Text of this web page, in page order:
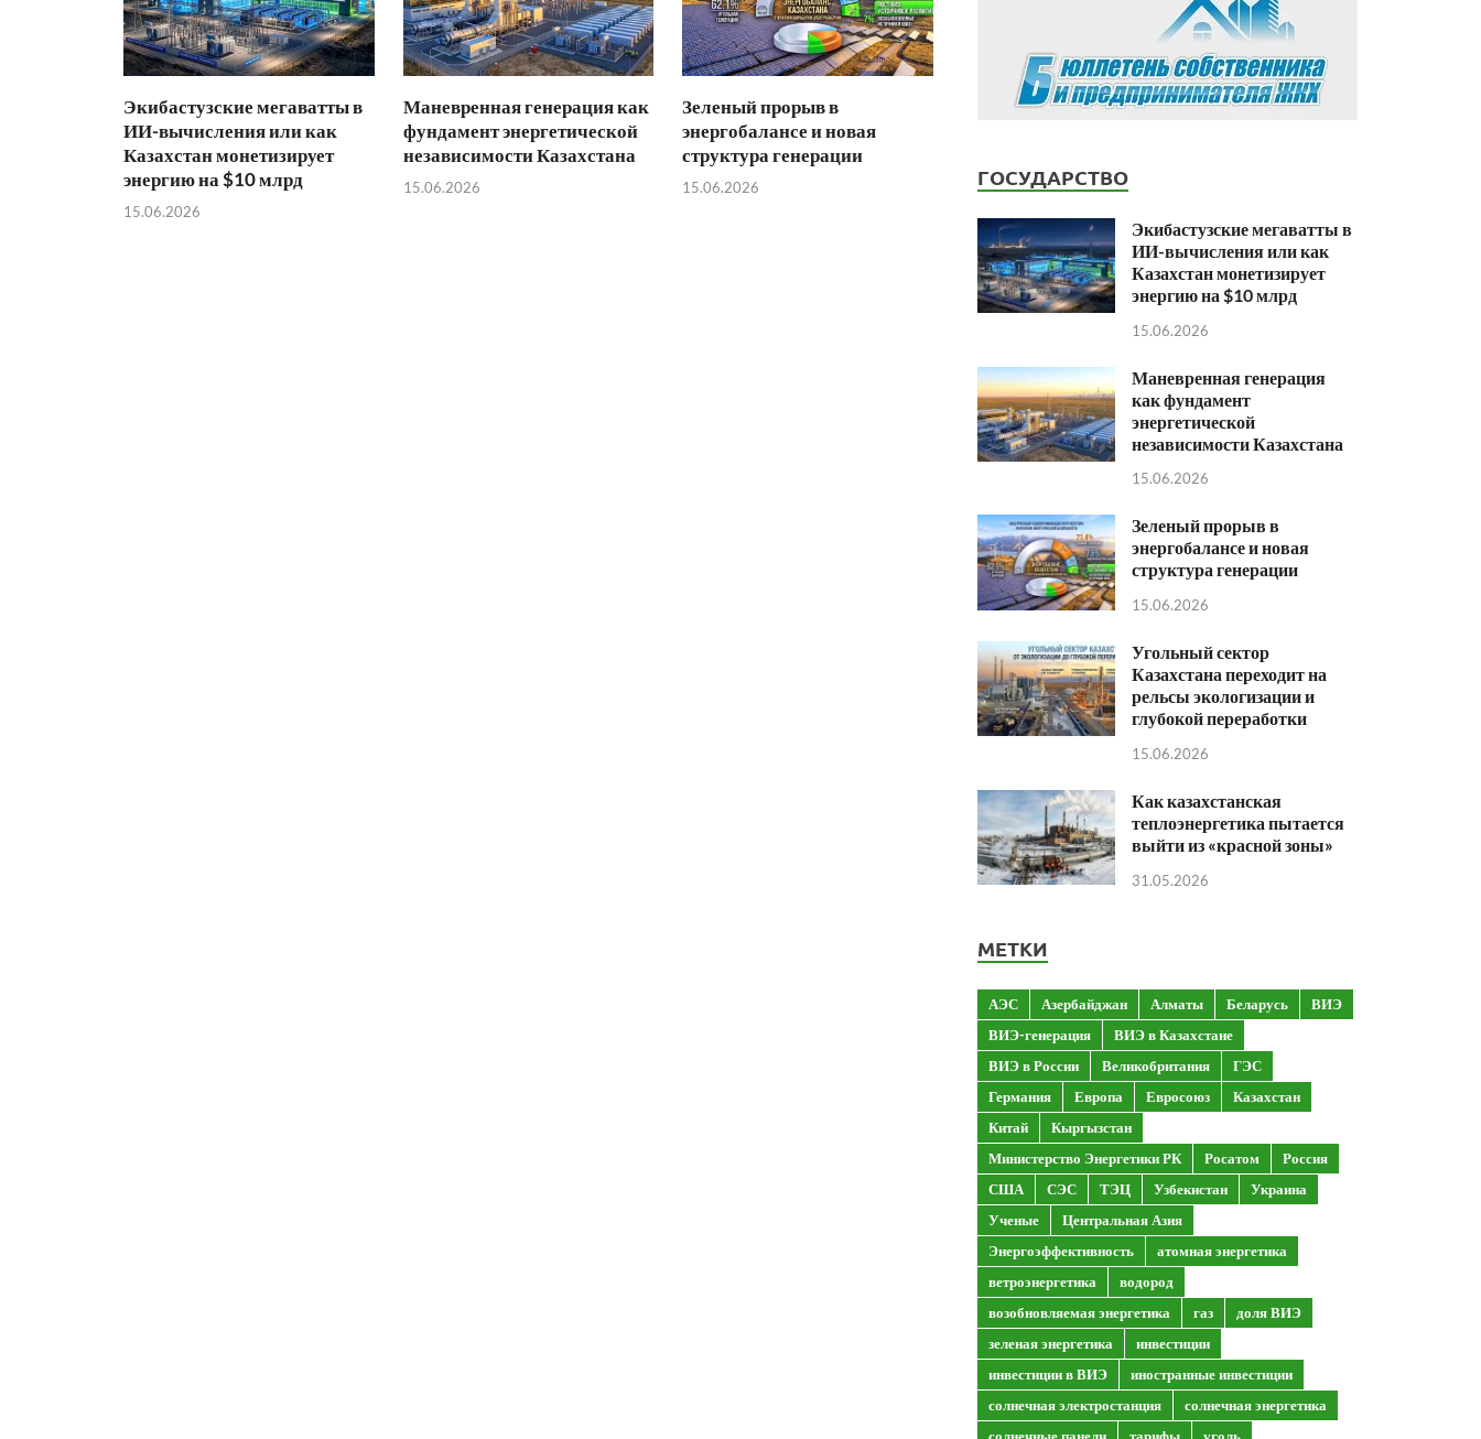
Экибастузские мегаватты в
ИИ-вычисления или как
Казахстан монетизирует
энергию на $10 млрд
15.06.2026
Маневренная генерация как
фундамент энергетической
независимости Казахстана
15.06.2026
Зеленый прорыв в
энергобалансе и новая
структура генерации
15.06.2026 ГОСУДАРСТВО
Экибастузские мегаватты в
ИИ-вычисления или как
Казахстан монетизирует
энергию на $10 млрд
15.06.2026
Маневренная генерация
как фундамент
энергетической
независимости Казахстана
15.06.2026
Зеленый прорыв в
энергобалансе и новая
структура генерации
15.06.2026
Угольный сектор
Казахстана переходит на
рельсы экологизации и
глубокой переработки
15.06.2026
Как казахстанская
теплоэнергетика пытается
выйти из «красной зоны»
31.05.2026
МЕТКИ
АЭС Азербайджан Алматы Беларусь
ВИЭ
ВИЭ-генерация
ВИЭ в Казахстане
ВИЭ в России
Великобритания
ГЭС
Германия
Европа Евросоюз
Казахстан
Китай
Кыргызстан
Министерство Энергетики РК
Росатом
Россия
США
СЭС ТЭЦ Узбекистан
Украина
Ученые
Центральная Азия
Энергоэффективность
атомная энергетика
ветроэнергетика
водород
возобновляемая энергетика
газ
доля ВИЭ
зеленая энергетика
инвестиции
инвестиции в ВИЭ
иностранные инвестиции
солнечная электростанция
солнечная энергетика
солнечные панели
тарифы уголь